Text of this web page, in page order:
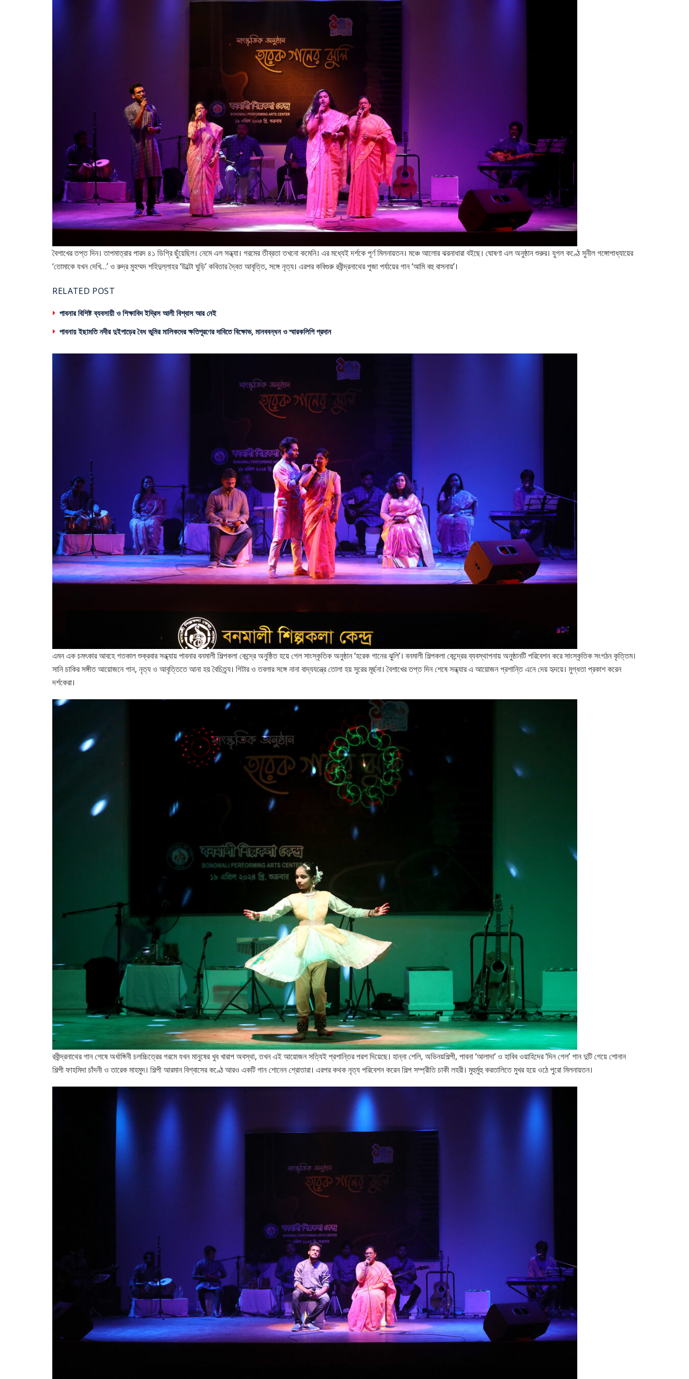
বৈশাখের তপ্ত দিন। তাপমাত্রার পারদ ৪১ ডিগ্রি ছুঁয়েছিল। নেমে এল সন্ধ্যা। গরমের তীব্রতা তখনো কমেনি। এর মধ্যেই দর্শকে পূর্ণ মিলনায়তন। মঞ্চে আলোর ঝরনাধারা বইছে। ঘোষণা এল অনুষ্ঠান শুরুর। যুগল কণ্ঠে সুনীল গঙ্গোপাধ্যায়ের
‘তোমাকে যখন দেখি…’ ও রুদ্র মুহম্মদ শহিদুল্লাহর ‘উল্টো ঘুড়ি’ কবিতার দ্বৈত আবৃত্তি, সঙ্গে নৃত্য। এরপর কবিগুরু রবীন্দ্রনাথের পূজা পর্যায়ের গান ‘আমি বহু বাসনায়’।
RELATED POST
পাবনার বিশিষ্ট ব্যবসায়ী ও শিক্ষাবিদ ইদ্রিস আলী বিশ্বাস আর নেই
পাবনায় ইছামতি নদীর দুইপাড়ের বৈধ ভূমির মালিকদের ক্ষতিপূরণের দাবিতে বিক্ষোভ, মানববন্ধন ও স্মারকলিপি প্রদান
এমন এক চমৎকার আবহে গতকাল শুক্রবার সন্ধ্যায় পাবনার বনমালী শিল্পকলা কেন্দ্রে অনুষ্ঠিত হয়ে গেল সাংস্কৃতিক অনুষ্ঠান ‘হরেক গানের ঝুলি’। বনমালী শিল্পকলা কেন্দ্রের ব্যবস্থাপনায় অনুষ্ঠানটি পরিবেশন করে সাংস্কৃতিক সংগঠন কৃত্তিম।
সানি চাকির সঙ্গীত আয়োজনে গান, নৃত্য ও আবৃত্তিতে আনা হয় বৈচিত্র্য। গিটার ও তবলার সঙ্গে নানা বাদ্যযন্ত্রে তোলা হয় সুরের মূর্ছনা। বৈশাখের তপ্ত দিন শেষে সন্ধ্যার এ আয়োজন প্রশান্তি এনে দেয় হৃদয়ে। মুগ্ধতা প্রকাশ করেন
দর্শকেরা।
রবীন্দ্রনাথের গান শেষে অর্ধাঙ্গিনী চলচ্চিত্রের গরমে যখন মানুষের খুব খারাপ অবস্থা, তখন এই আয়োজন সত্যিই প্রশান্তির পরশ দিয়েছে। হান্না শেলি, অভিনয়শিল্পী, পাবনা ‘আলাদা’ ও হাবিব ওয়াহিদের ‘দিন গেল’ গান দুটি গেয়ে শোনান
শিল্পী ফাহমিদা চাঁদনী ও তারেক মাহমুদ। শিল্পী আরমান বিশ্বাসের কণ্ঠে আরও একটি গান শোনেন শ্রোতারা। এরপর কথক নৃত্য পরিবেশন করেন শিল্প সম্প্রীতি চাকী লহরী। মুহুর্মুহু করতালিতে মুখর হয়ে ওঠে পুরো মিলনায়তন।